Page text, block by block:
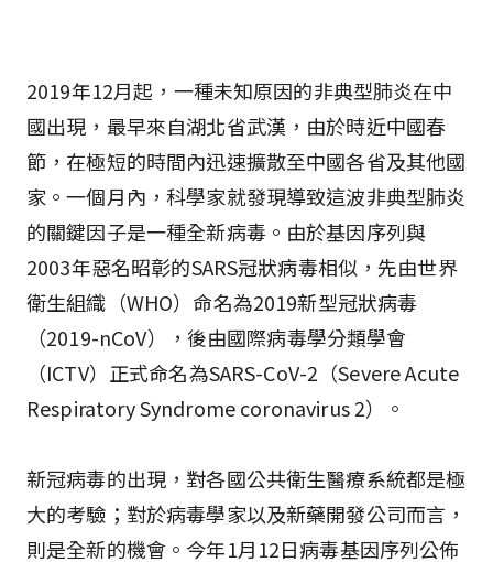
2019年12月起，一種未知原因的非典型肺炎在中
國出現，最早來自湖北省武漢，由於時近中國春
節，在極短的時間內迅速擴散至中國各省及其他國
家。一個月內，科學家就發現導致這波非典型肺炎
的關鍵因子是一種全新病毒。由於基因序列與
2003年惡名昭彰的SARS冠狀病毒相似，先由世界
衛生組織（WHO）命名為2019新型冠狀病毒
（2019-nCoV），後由國際病毒學分類學會
（ICTV）正式命名為SARS-CoV-2（Severe Acute
Respiratory Syndrome coronavirus 2）。
新冠病毒的出現，對各國公共衛生醫療系統都是極
大的考驗；對於病毒學家以及新藥開發公司而言，
則是全新的機會。今年1月12日病毒基因序列公佈